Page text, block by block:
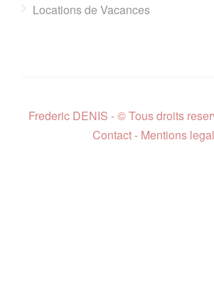
Locations de Vacances
Frederic DENIS - © Tous droits
Contact - Mentions